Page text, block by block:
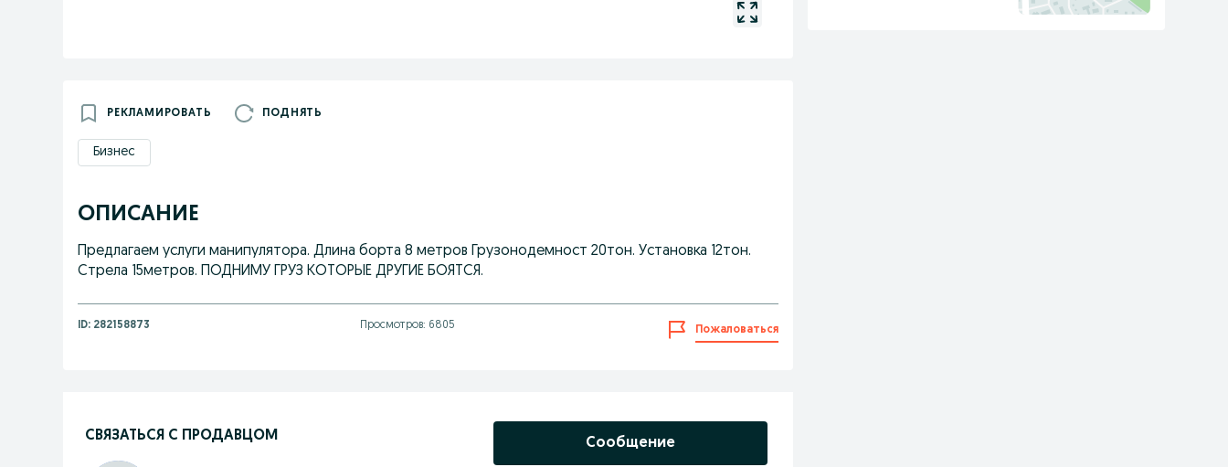
РЕКЛАМИРОВАТЬ ПОДНЯТЬ
Бизнес
ОПИСАНИЕ
Предлагаем услуги манипулятора. Длина борта 8 метров Грузонодемност 20тон. Установка 12тон.
Стрела 15метров. ПОДНИМУ ГРУЗ КОТОРЫЕ ДРУГИЕ БОЯТСЯ.
ID: 282158873 Просмотров: 6805 Пожаловаться
СВЯЗАТЬСЯ С ПРОДАВЦОМ
Сообщение